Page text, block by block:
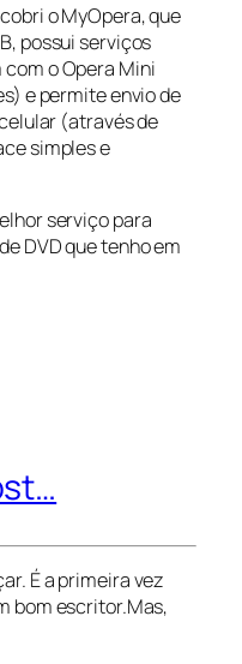
o MyOpera, que
possui serviços
o Opera Mini
e permite envio de
(através de
simples e
serviço para
DVD que tenho em
É a primeira vez
bom escritor.Mas,